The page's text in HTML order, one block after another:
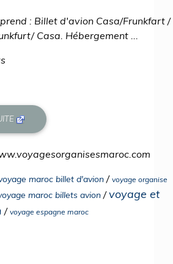
: Billet d'avion Casa/Frunkfart /
Casa. Hébergement ...
maroc billet d'avion / voyage organise
maroc billets avion /voyage et
/ voyage espagne maroc